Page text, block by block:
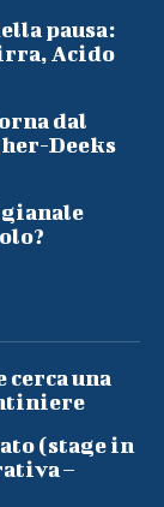
pausa:
Acido
dal
Deeks
una
(stage in
–